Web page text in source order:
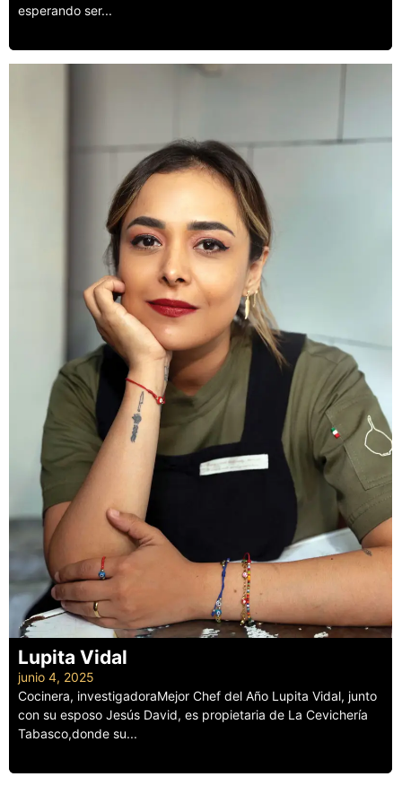
esperando ser...
Lupita Vidal
junio 4, 2025
Cocinera, investigadoraMejor Chef del Año Lupita Vidal, junto
con su esposo Jesús David, es propietaria de La Cevichería
Tabasco,donde su...